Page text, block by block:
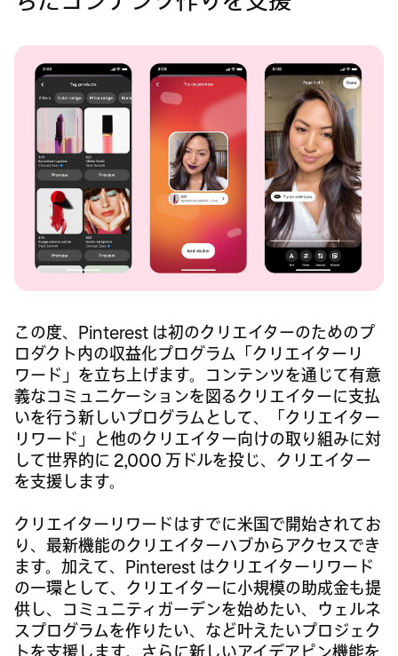
この度、Pinterest は初のクリエイターのためのプ
ロダクト内の収益化プログラム「クリエイターリ
ワード」を立ち上げます。コンテンツを通じて有意
義なコミュニケーションを図るクリエイターに支払
いを行う新しいプログラムとして、「クリエイター
リワード」と他のクリエイター向けの取り組みに対
して世界的に 2,000 万ドルを投じ、クリエイター
を支援します。
クリエイターリワードはすでに米国で開始されてお
り、最新機能のクリエイターハブからアクセスでき
ます。加えて、Pinterest はクリエイターリワード
の一環として、クリエイターに小規模の助成金も提
供し、コミュニティガーデンを始めたい、ウェルネ
スプログラムを作りたい、など叶えたいプロジェク
トを支援します。さらに新しいアイデアピン機能を